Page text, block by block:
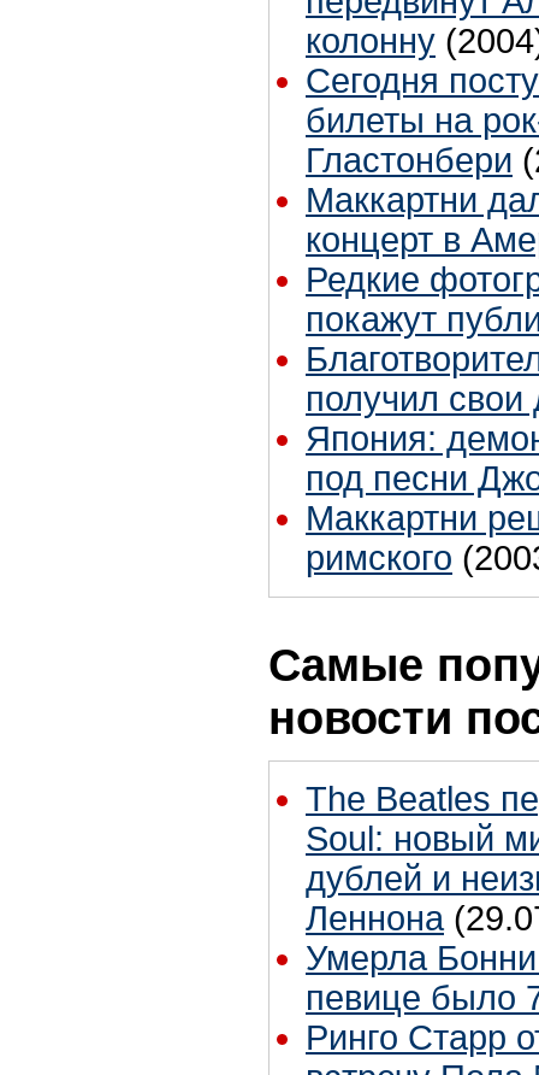
колонну
Сегодня
билеты на
Гластонбери
Маккартни
концерт в
Редкие
покажут
получил свои
Япония:
под песни
Маккартни
римского
Самые
новости
The Beatles
Soul: новый
дублей и
Леннона
Умерла
певице было
Ринго Старр